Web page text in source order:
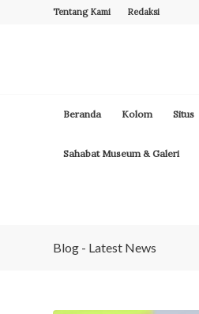
Tentang Kami Redaksi
Beranda Kolom Situs
Sahabat Museum & Galeri
Blog - Latest News